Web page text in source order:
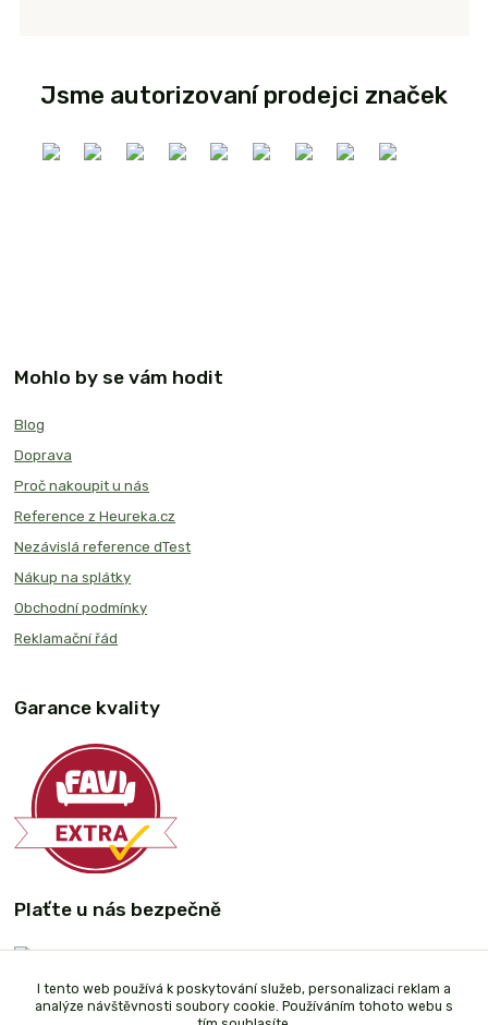
Jsme autorizovaní prodejci značek
Mohlo by se vám hodit
Blog
Doprava
Proč nakoupit u nás
Reference z Heureka.cz
Nezávislá reference dTest
Nákup na splátky
Obchodní podmínky
Reklamační řád
Garance kvality
Plaťte u nás bezpečně
I tento web používá k poskytování služeb, personalizaci reklam a
analýze návštěvnosti soubory cookie. Používáním tohoto webu s